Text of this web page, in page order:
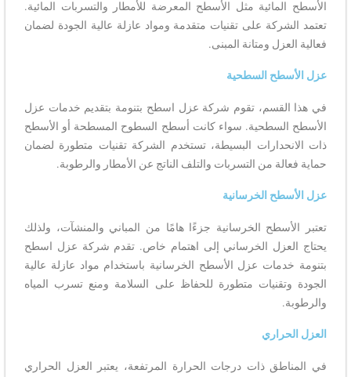
الأسطح المائية مثل الأسطح المعرضة للأمطار والتسربات المائية.
تعتمد الشركة على تقنيات متقدمة ومواد عازلة عالية الجودة لضمان
فعالية العزل ومتانة المبنى.
عزل الأسطح السطحية
في هذا القسم، تقوم شركة عزل اسطح بتنومة بتقديم خدمات عزل
الأسطح السطحية. سواء كانت أسطح السطوح المسطحة أو الأسطح
ذات الانحدارات البسيطة، تستخدم الشركة تقنيات متطورة لضمان
حماية فعالة من التسربات والتلف الناتج عن الأمطار والرطوبة.
عزل الأسطح الخرسانية
تعتبر الأسطح الخرسانية جزءًا هامًا من المباني والمنشآت، ولذلك
يحتاج العزل الخرساني إلى اهتمام خاص. تقدم شركة عزل اسطح
بتنومة خدمات عزل الأسطح الخرسانية باستخدام مواد عازلة عالية
الجودة وتقنيات متطورة للحفاظ على السلامة ومنع تسرب المياه
والرطوبة.
العزل الحراري
في المناطق ذات درجات الحرارة المرتفعة، يعتبر العزل الحراري